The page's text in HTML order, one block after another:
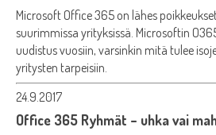
Microsoft Office 365 on lähes
suurimmissa yrityksissä. Microsoftin
uudistus vuosiin, varsinkin mitä tulee
yritysten tarpeisiin.
24.9.2017
Office 365 Ryhmät – uhka vai